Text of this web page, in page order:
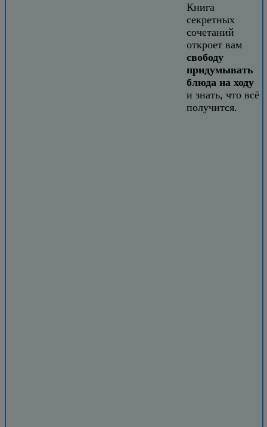
Книга
секретных
сочетаний
откроет вам
свободу
придумывать
блюда на ходу
и знать, что всё
получится.